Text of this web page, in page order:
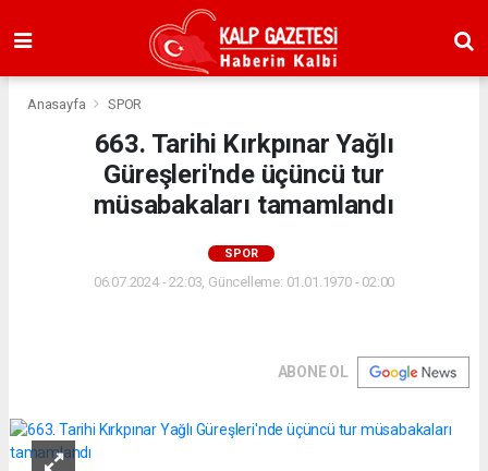
Anasayfa SPOR
663. Tarihi Kırkpınar Yağlı
Güreşleri'nde üçüncü tur
müsabakaları tamamlandı
SPOR
06.07.2024 - 22:03, Güncelleme: 01.01.1970 - 02:00
ABONE OL